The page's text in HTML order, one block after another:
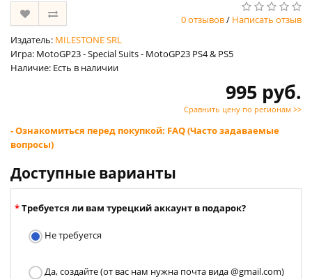
0 отзывов/ Написать отзыв
Издатель: MILESTONE SRL
Игра: MotoGP23 - Special Suits - MotoGP23 PS4 & PS5
Наличие: Есть в наличии
995 руб.
Сравнить цену по регионам >>
- Ознакомиться перед покупкой: FAQ (Часто задаваемые
вопросы)
Доступные варианты
Требуется ли вам турецкий аккаунт в подарок?
Не требуется
Да, создайте (от вас нам нужна почта вида @gmail.com)